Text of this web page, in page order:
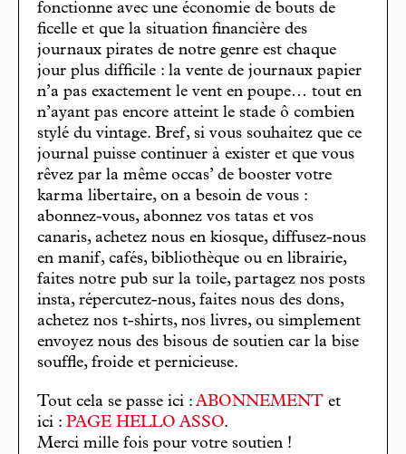
fonctionne avec une économie de bouts de
ficelle et que la situation financière des
journaux pirates de notre genre est chaque
jour plus difficile : la vente de journaux papier
n’a pas exactement le vent en poupe… tout en
n’ayant pas encore atteint le stade ô combien
stylé du vintage. Bref, si vous souhaitez que ce
journal puisse continuer à exister et que vous
rêvez par la même occas’ de booster votre
karma libertaire, on a besoin de vous :
abonnez-vous, abonnez vos tatas et vos
canaris, achetez nous en kiosque, diffusez-nous
en manif, cafés, bibliothèque ou en librairie,
faites notre pub sur la toile, partagez nos posts
insta, répercutez-nous, faites nous des dons,
achetez nos t-shirts, nos livres, ou simplement
envoyez nous des bisous de soutien car la bise
souffle, froide et pernicieuse.
Tout cela se passe ici : ABONNEMENT et
ici : PAGE HELLO ASSO.
Merci mille fois pour votre soutien !